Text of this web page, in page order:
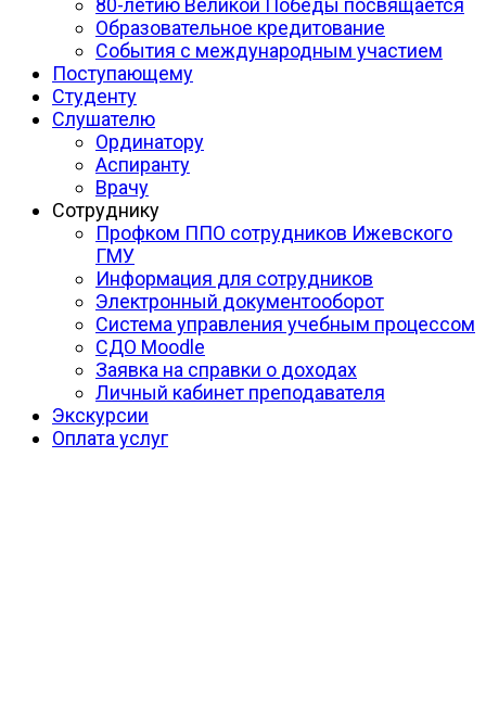
80-летию Великой Победы посвящается
Образовательное кредитование
События с международным участием
Поступающему
Студенту
Слушателю
Ординатору
Аспиранту
Врачу
Сотруднику
Профком ППО сотрудников Ижевского
ГМУ
Информация для сотрудников
Электронный документооборот
Система управления учебным процессом
СДО Moodle
Заявка на справки о доходах
Личный кабинет преподавателя
Экскурсии
Оплата услуг